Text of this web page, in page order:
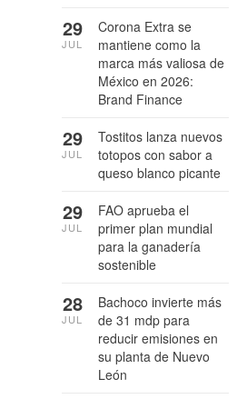
Corona Extra se
mantiene como la
marca más valiosa de
México en 2026:
Brand Finance
29
JUL
Tostitos lanza nuevos
totopos con sabor a
queso blanco picante
29
JUL
FAO aprueba el
primer plan mundial
para la ganadería
sostenible
29
JUL
Bachoco invierte más
de 31 mdp para
reducir emisiones en
su planta de Nuevo
León
28
JUL